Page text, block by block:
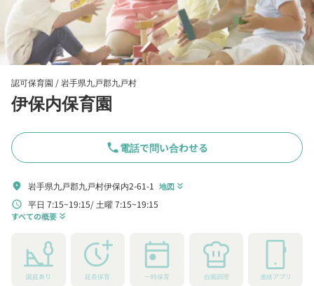
認可保育園 /岩手県九戸郡九戸村
伊保内保育園
phone電話で問い合わせる
location_on 岩手県九戸郡九戸村伊保内2-61-1 地図 keyboard_double_arrow_down
schedule 平日 7:15~19:15 土曜 7:15~19:15
すべての概要 keyboard_double_arrow_down
園庭あり 延長保育 一時保育 自園調理 連絡アプリ